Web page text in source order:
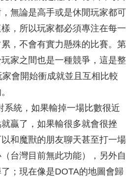
無論是高手或是休閒玩家都可
，所以玩家都必須專注在每一
，不會有實力懸殊的比賽。第
家之間也是一種競爭，這是整
會開始衝成就並且互相比較
系統，如果輸掉一場比數很近
贏了，如果輸很多就會很挫
和魔獸的朋友聊天甚至打一場
台灣目前無此功能），另外自
；現在像是DOTA的地圖會歸